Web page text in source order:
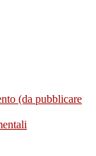
(da pubblicare